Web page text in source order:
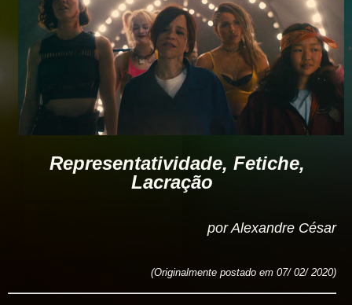
Representatividade, Fetiche,
Lacração
por Alexandre César
(Originalmente postado em 07/ 02/ 2020)